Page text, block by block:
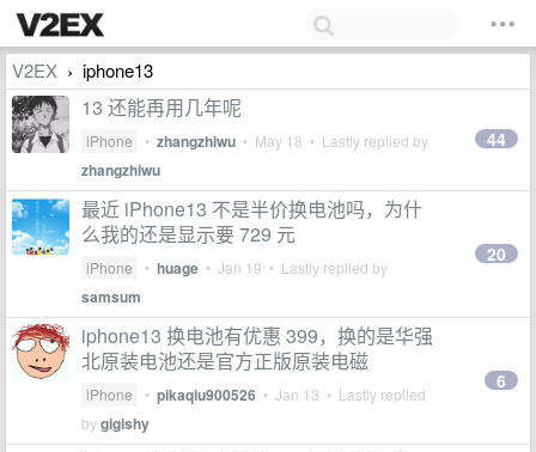
V2EX › iphone13
13 还能再用几年呢
iPhone • zhangzhiwu • May 18 • Lastly replied by
zhangzhiwu
44
最近 iPhone13 不是半价换电池吗，为什
么我的还是显示要 729 元
iPhone • huage • Jan 19 • Lastly replied by
samsum
20
iphone13 换电池有优惠 399，换的是华强
北原装电池还是官方正版原装电磁
iPhone • pikaqiu900526 • Jan 13 • Lastly replied
bygigishy
6